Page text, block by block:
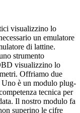
visualizzino lo
un emulatore
di lattine.
strumento
visualizzino lo
Offriamo due
è un modulo plug-
tecnica per
Il nostro modulo fa
superino le cifre